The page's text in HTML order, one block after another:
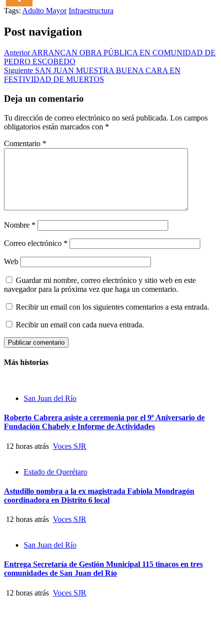
Tags: Adulto Mayor Infraestructura
Post navigation
AnteriorARRANCAN OBRA PÚBLICA EN COMUNIDAD DE
PEDRO ESCOBEDO
Siguiente SAN JUAN MUESTRA BUENA CARA EN
FESTIVIDAD DE MUERTOS
Deja un comentario
Tu dirección de correo electrónico no será publicada. Los campos
obligatorios están marcados con *
Comentario *
Nombre *
Correo electrónico *
Web
Guardar mi nombre, correo electrónico y sitio web en este
navegador para la próxima vez que haga un comentario.
Recibir un email con los siguientes comentarios a esta entrada.
Recibir un email con cada nueva entrada.
Más historias
San Juan del Río
Roberto Cabrera asiste a ceremonia por el 9º Aniversario de
Fundación Chabely e Informe de Actividades
12 horas atrás Voces SJR
Estado de Querétaro
Astudillo nombra a la ex magistrada Fabiola Mondragón
coordinadora en Distrito 6 local
12 horas atrás Voces SJR
San Juan del Río
Entrega Secretaría de Gestión Municipal 115 tinacos en tres
comunidades de San Juan del Río
12 horas atrás Voces SJR